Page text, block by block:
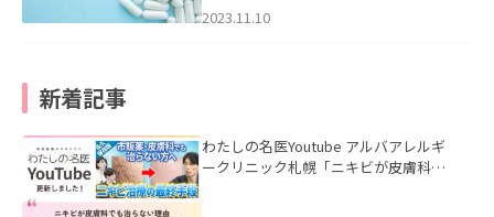
2023.11.10
新着記事
わたしの名医Youtube アルバアレルギ
ークリニック札幌「ニキビが皮膚科で